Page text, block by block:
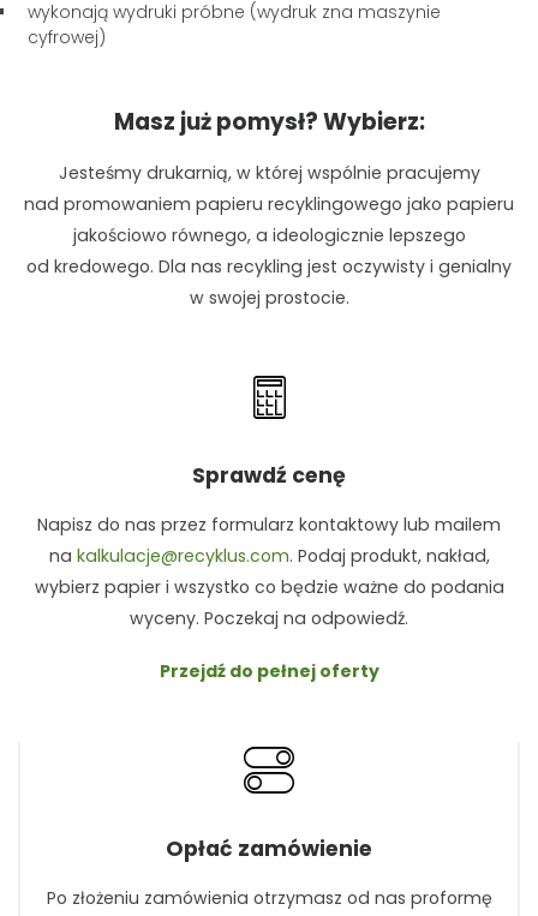
wykonają wydruki próbne (wydruk zna maszynie
cyfrowej)
Masz już pomysł? Wybierz:
Jesteśmy drukarnią, w której wspólnie pracujemy
nad promowaniem papieru recyklingowego jako papieru
jakościowo równego, a ideologicznie lepszego
od kredowego. Dla nas recykling jest oczywisty i genialny
w swojej prostocie.
Sprawdź cenę
Napisz do nas przez formularz kontaktowy lub mailem
na kalkulacje@recyklus.com. Podaj produkt, nakład,
wybierz papier i wszystko co będzie ważne do podania
wyceny. Poczekaj na odpowiedź.
Przejdź do pełnej oferty
Opłać zamówienie
Po złożeniu zamówienia otrzymasz od nas proformę